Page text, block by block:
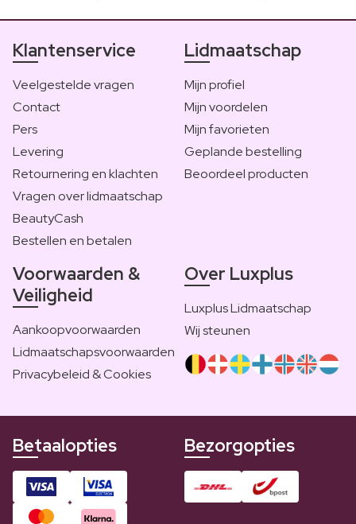
Klantenservice
Veelgestelde vragen
Contact
Pers
Levering
Retournering en klachten
Vragen over lidmaatschap
BeautyCash
Bestellen en betalen
Lidmaatschap
Mijn profiel
Mijn voordelen
Mijn favorieten
Geplande bestelling
Beoordeel producten
Voorwaarden &
Veiligheid
Aankoopvoorwaarden
Lidmaatschapsvoorwaarden
Privacybeleid & Cookies
Over Luxplus
Luxplus Lidmaatschap
Wij steunen
Betaalopties Bezorgopties